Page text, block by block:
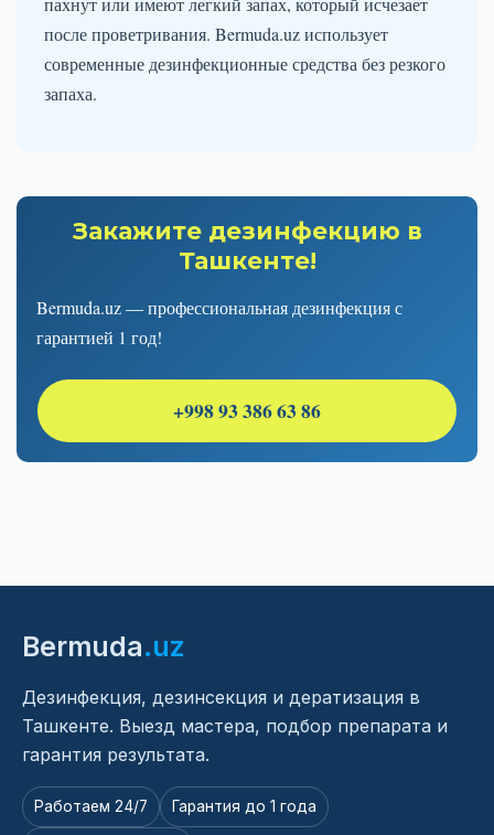
после проветривания. Bermuda.uz использует
современные дезинфекционные средства без резкого
запаха.
Закажите дезинфекцию в
Ташкенте!
Bermuda.uz — профессиональная дезинфекция с
гарантией 1 год!
+998 93 386 63 86
Bermuda.uz
Дезинфекция, дезинсекция и дератизация в
Ташкенте. Выезд мастера, подбор препарата и
гарантия результата.
Работаем 24/7 Гарантия до 1 года